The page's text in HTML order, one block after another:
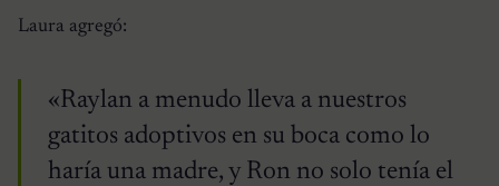
Laura agregó:
«Raylan a menudo lleva a nuestros
gatitos adoptivos en su boca como lo
haría una madre, y Ron no solo tenía el